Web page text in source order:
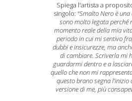
Spiega l'artista a
singolo: “Smalto Nero è
sono molto legata perché
momento reale della mia
periodo in cui mi sentivo
dubbi e insicurezze, ma
di cambiare. Scriverla mi
guardarmi dentro e a
quello che non mi
questo brano segna l’inizio
versione di me, più